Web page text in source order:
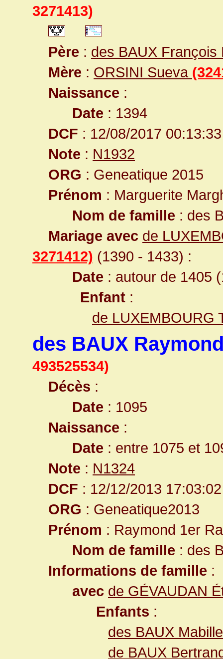
3271413)
Père : des BAUX
Mère : ORSINI Sueva
Naissance :
Date : 1394
DCF : 12/08/2017 00:13:33
Note : N1932
ORG : Geneatique 2015
Prénom : Marguerite
Nom de famille : des
Mariage avec de
3271412) (1390 - 1433) :
Date : autour de 1405
Enfant :
de LUXEMBOURG
des BAUX
493525534)
Décès :
Date : 1095
Naissance :
Date : entre 1075 et
Note : N1324
DCF : 12/12/2013 17:03:02
ORG : Geneatique2013
Prénom : Raymond 1er
Nom de famille : des
Informations de famille :
avec de GÉVAUDAN
Enfants :
des BAUX
de BAUX